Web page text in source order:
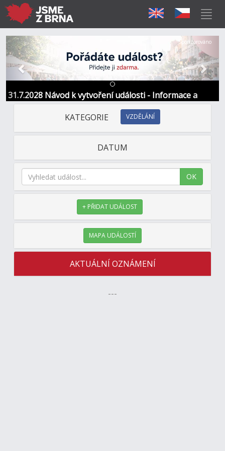
31.7.2028 Návod k vytvoření události - Informace a
kontakt
Předchozí Další
Sponzorováno
KATEGORIE VZDĚLÁNÍ
DATUM
OK
+ PŘIDAT UDÁLOST
MAPA UDÁLOSTÍ
AKTUÁLNÍ OZNÁMENÍ
---